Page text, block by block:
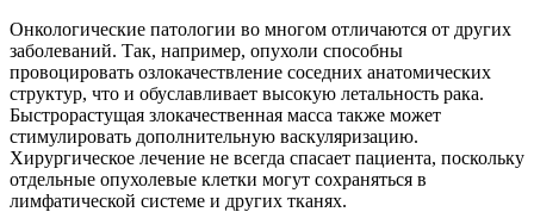
Онкологические патологии во многом отличаются от других
заболеваний. Так, например, опухоли способны
провоцировать озлокачествление соседних анатомических
структур, что и обуславливает высокую летальность рака.
Быстрорастущая злокачественная масса также может
стимулировать дополнительную васкуляризацию.
Хирургическое лечение не всегда спасает пациента, поскольку
отдельные опухолевые клетки могут сохраняться в
лимфатической системе и других тканях.